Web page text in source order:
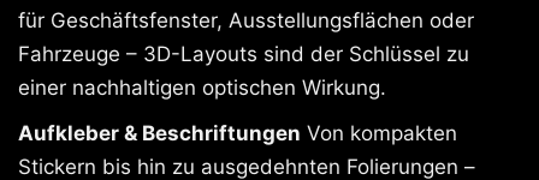
für Geschäftsfenster, Ausstellungsflächen oder
Fahrzeuge – 3D-Layouts sind der Schlüssel zu
einer nachhaltigen optischen Wirkung.
Aufkleber & Beschriftungen Von kompakten
Stickern bis hin zu ausgedehnten Folierungen –